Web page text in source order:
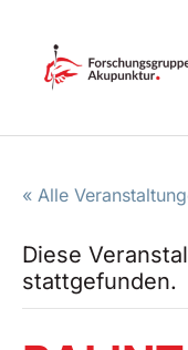
Inhalt
springen
« Alle
Diese
stattgefunden.